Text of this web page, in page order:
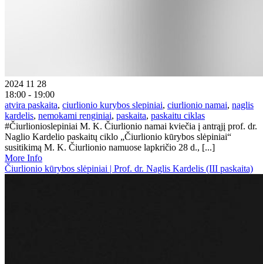
2024 11 28
18:00 - 19:00
atvira paskaita, ciurlionio kurybos slepiniai, ciurlionio namai, naglis
kardelis, nemokami renginiai, paskaita, paskaitu ciklas
#Čiurlionioslepiniai M. K. Čiurlionio namai kviečia į antrąjį prof. dr.
Naglio Kardelio paskaitų ciklo „Čiurlionio kūrybos slėpiniai“
susitikimą M. K. Čiurlionio namuose lapkričio 28 d., [...]
More Info
Čiurlionio kūrybos slėpiniai | Prof. dr. Naglis Kardelis (III paskaita)